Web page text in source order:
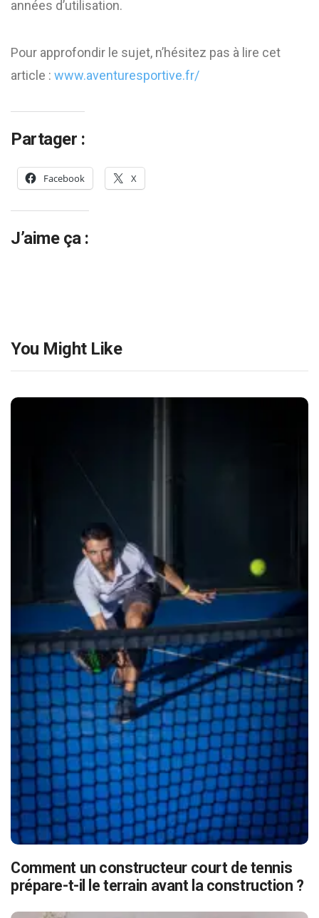
années d’utilisation.
Pour approfondir le sujet, n’hésitez pas à lire cet
article : www.aventuresportive.fr/
Partager :
Facebook X
J’aime ça :
You Might Like
Comment un constructeur court de tennis
prépare-t-il le terrain avant la construction ?